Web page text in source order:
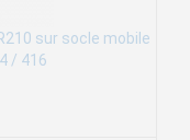
sur socle mobile
/ 416